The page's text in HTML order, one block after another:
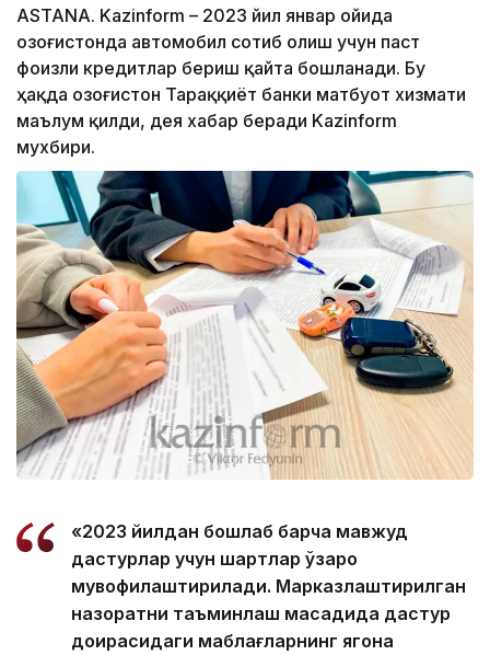
ASTANA. Kazinform – 2023 йил январ ойида
Қозоғистонда автомобил сотиб олиш учун паст
фоизли кредитлар бериш қайта бошланади. Бу
ҳақда Қозоғистон Тараққиёт банки матбуот хизмати
маълум қилди, дея хабар беради Kazinform
мухбири.
«2023 йилдан бошлаб барча мавжуд
дастурлар учун шартлар ўзаро
мувофиқлаштирилади. Марказлаштирилган
назоратни таъминлаш мақсадида дастур
доирасидаги маблағларнинг ягона